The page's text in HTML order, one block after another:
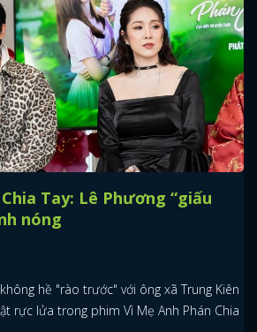
Tay: Lê Phương “giấu
nóng
hề "rào trước" với ông xã Trung Kiên
rực lửa trong phim Vì Mẹ Anh Phán Chia